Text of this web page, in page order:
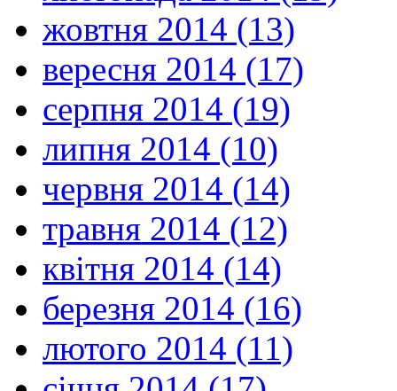
жовтня 2014 (13)
вересня 2014 (17)
серпня 2014 (19)
липня 2014 (10)
червня 2014 (14)
травня 2014 (12)
квітня 2014 (14)
березня 2014 (16)
лютого 2014 (11)